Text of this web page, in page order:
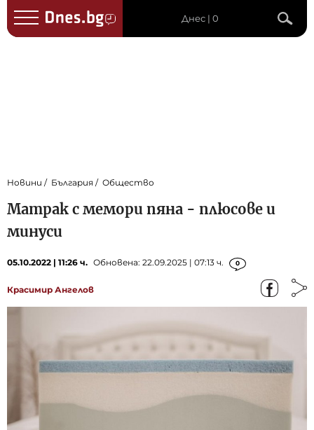
Днес | 0
Новини България Общество
Матрак с мемори пяна - плюсове и
минуси
05.10.2022 | 11:26 ч. Обновена: 22.09.2025 | 07:13 ч. 0
Красимир Ангелов